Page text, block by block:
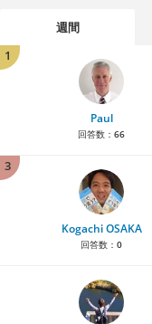
週間
1
Paul
回答数： 66
3
Kogachi OSAKA
回答数： 0